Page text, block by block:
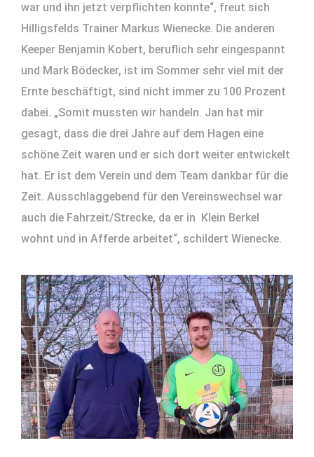
war und ihn jetzt verpflichten konnte“, freut sich
Hilligsfelds Trainer Markus Wienecke. Die anderen
Keeper Benjamin Kobert, beruflich sehr eingespannt
und Mark Bödecker, ist im Sommer sehr viel mit der
Ernte beschäftigt, sind nicht immer zu 100 Prozent
dabei. „Somit mussten wir handeln. Jan hat mir
gesagt, dass die drei Jahre auf dem Hagen eine
schöne Zeit waren und er sich dort weiter entwickelt
hat. Er ist dem Verein und dem Team dankbar für die
Zeit. Ausschlaggebend für den Vereinswechsel war
auch die Fahrzeit/Strecke, da er in Klein Berkel
wohnt und in Afferde arbeitet“, schildert Wienecke.